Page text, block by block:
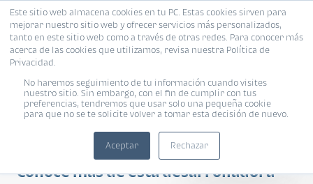
Este sitio web almacena cookies en tu PC. Estas cookies sirven para
mejorar nuestro sitio web y ofrecer servicios más personalizados,
tanto en este sitio web como a través de otras redes. Para conocer más
acerca de las cookies que utilizamos, revisa nuestra Política de
Privacidad.
No haremos seguimiento de tu información cuando visites
nuestro sitio. Sin embargo, con el fin de cumplir con tus
preferencias, tendremos que usar solo una pequeña cookie
para que no se te solicite volver a tomar esta decisión de nuevo.
Aceptar Rechazar
Conoce más de esta desarrolladora